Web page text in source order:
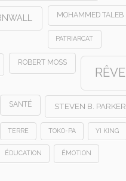
MOHAMMED TALEB
PATRIARCAT
ROBERT MOSS
RÊVE
SANTÉ STEVEN B. PARKER
TERRE TOKO-PA YI KING
ÉDUCATION ÉMOTION